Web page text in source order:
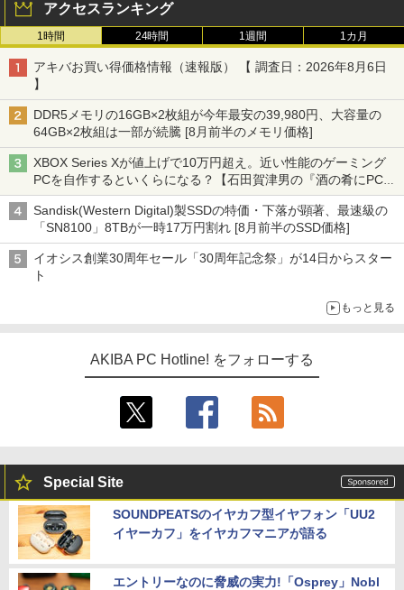
アクセスランキング
1時間 24時間 1週間 1カ月
アキバお買い得価格情報（速報版） 【 調査日：2026年8月6日
】
DDR5メモリの16GB×2枚組が今年最安の39,980円、大容量の
64GB×2枚組は一部が続騰 [8月前半のメモリ価格]
XBOX Series Xが値上げで10万円超え。近い性能のゲーミング
PCを自作するといくらになる？【石田賀津男の『酒の肴にPCゲ
ーム』】
Sandisk(Western Digital)製SSDの特価・下落が顕著、最速級の
「SN8100」8TBが一時17万円割れ [8月前半のSSD価格]
イオシス創業30周年セール「30周年記念祭」が14日からスター
ト
もっと見る
AKIBA PC Hotline! をフォローする
Special Site
SOUNDPEATSのイヤカフ型イヤフォン「UU2
イヤーカフ」をイヤカフマニアが語る
エントリーなのに脅威の実力!「Osprey」Nobl